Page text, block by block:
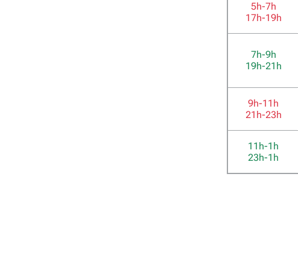
5h-7h
17h-19h
7h-9h
19h-21h
9h-11h
21h-23h
11h-1h
23h-1h